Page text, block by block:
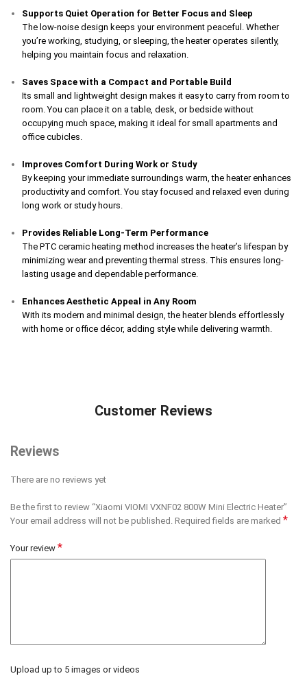
Supports Quiet Operation for Better Focus and Sleep
The low-noise design keeps your environment peaceful. Whether
you’re working, studying, or sleeping, the heater operates silently,
helping you maintain focus and relaxation.
Saves Space with a Compact and Portable Build
Its small and lightweight design makes it easy to carry from room to
room. You can place it on a table, desk, or bedside without
occupying much space, making it ideal for small apartments and
office cubicles.
Improves Comfort During Work or Study
By keeping your immediate surroundings warm, the heater enhances
productivity and comfort. You stay focused and relaxed even during
long work or study hours.
Provides Reliable Long-Term Performance
The PTC ceramic heating method increases the heater’s lifespan by
minimizing wear and preventing thermal stress. This ensures long-
lasting usage and dependable performance.
Enhances Aesthetic Appeal in Any Room
With its modern and minimal design, the heater blends effortlessly
with home or office décor, adding style while delivering warmth.
Customer Reviews
Reviews
There are no reviews yet
Be the first to review “Xiaomi VIOMI VXNF02 800W Mini Electric Heater”
Your email address will not be published. Required fields are marked *
Your review *
Upload up to 5 images or videos